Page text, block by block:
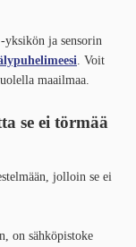
ja sensorin
. Voit
maailmaa.
se ei törmää
jolloin se ei
on sähköpistoke